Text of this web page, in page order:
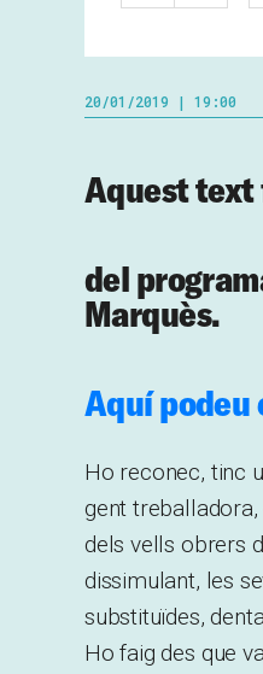
20/01/2019 | 19:00
Aquest text
del
Marquès.
Aquí podeu
Ho reconec, tinc
gent
dels vells obrers
dissimulant, les
substituïdes,
Ho faig des que